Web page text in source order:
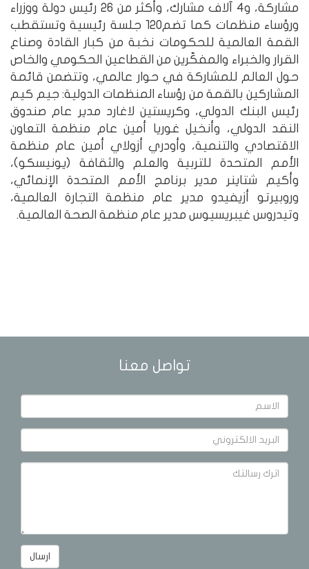
مشاركة، و4 آلاف مشارك، وأكثر من 26 رئيس دولة ووزراء
ورؤساء منظمات كما تضم120 جلسة رئيسية وتستقطب
القمة العالمية للحكومات نخبة من كبار القادة وصناع
القرار والخبراء والمفكّرين من القطاعين الحكومي والخاص
حول العالم للمشاركة في حوار عالمي، وتتضمن قائمة
المشاركين بالقمة من رؤساء المنظمات الدولية: جيم كيم
رئيس البنك الدولي، وكريستين لاغارد مدير عام صندوق
النقد الدولي، وأنخيل غوريا أمين عام منظمة التعاون
الاقتصادي والتنمية، وأودري أزولاي أمين عام منظمة
الأمم المتحدة للتربية والعلم والثقافة (يونيسكو)،
وأكيم شتاينر مدير برنامج الأمم المتحدة الإنمائي،
وروبيرتو أزيفيدو مدير عام منظمة التجارة العالمية،
وتيدروس غيبريسيوس مدير عام منظمة الصحة العالمية.
تواصل معنا